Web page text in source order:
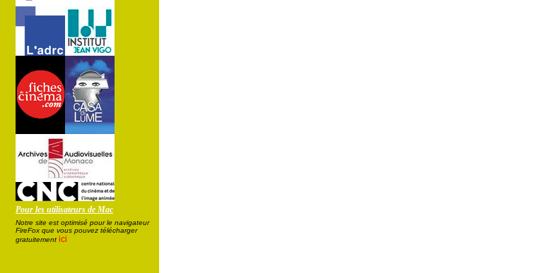
Pour les utilisateurs de Mac
Notre site est optimisé pour le navigateur
FireFox que vous pouvez télécharger
gratuitement ici